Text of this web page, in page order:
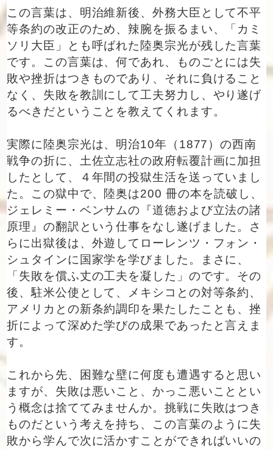
この言葉は、明治維新後、外務大臣として不平
等条約の改正のため、辣腕を振るまい、「カミ
ソリ大臣」とも呼ばれた陸奥宗光が残した言葉
です。この言葉は、何であれ、ものごとには失
敗や挫折はつきものであり、それに負けること
なく、失敗を教訓にして工夫努力し、やり遂げ
るべきだということを教えてくれます。
実際に陸奥宗光は、明治10年（1877）の西南
戦争の折に、土佐立志社の政府転覆計画に加担
したとして、４年間の投獄生活を送っていまし
た。この獄中で、陸奥は200 冊の本を読破し、
ジェレミー・ベンサムの『道徳および立法の諸
原理』の翻訳という仕事をなし遂げました。さ
らに出獄後は、外遊してローレンツ・フォン・
シュタインに国家学を学びました。まさに、
「失敗を償ふ丈の工夫を凝した」のです。その
後、駐米公使として、メキシコとの対等条約、
アメリカとの新条約調印を果たしたことも、挫
折によって深めた学びの成果であったと言えま
す。
これから先、困難な壁に何度も遭遇すると思い
ますが、失敗は悪いこと、かっこ悪いこととい
う概念は捨ててみませんか。挑戦に失敗はつき
ものだという考えを持ち、この言葉のように失
敗から学んで次に活かすことができればいいの